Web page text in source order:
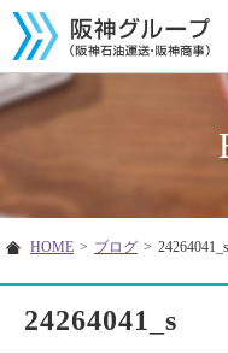
HOME > ブログ >
24264041_s